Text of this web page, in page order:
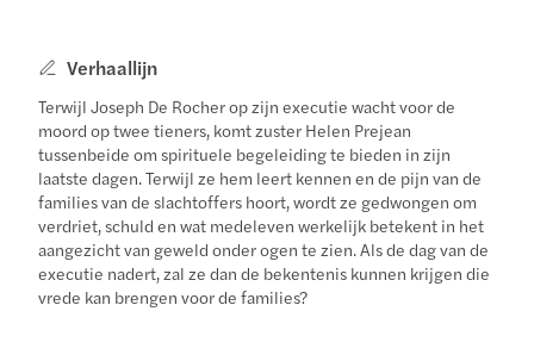
Verhaallijn
Terwijl Joseph De Rocher op zijn executie wacht voor de
moord op twee tieners, komt zuster Helen Prejean
tussenbeide om spirituele begeleiding te bieden in zijn
laatste dagen. Terwijl ze hem leert kennen en de pijn van de
families van de slachtoffers hoort, wordt ze gedwongen om
verdriet, schuld en wat medeleven werkelijk betekent in het
aangezicht van geweld onder ogen te zien. Als de dag van de
executie nadert, zal ze dan de bekentenis kunnen krijgen die
vrede kan brengen voor de families?